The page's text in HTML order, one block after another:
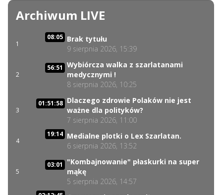
Archiwum LIVE
1
08:05 Brak tytułu
9 sierpnia 2026, 15:39
2
56:51 Wybiórcza walka z szarlatanami
medycznymi !
8 sierpnia 2026, 10:25
3
01:51:58 Dlaczego zdrowie Polaków nie jest
ważne dla polityków?
7 sierpnia 2026, 11:00
4
19:14 Medialne plotki o Lex Szarlatan.
6 sierpnia 2026, 13:52
5
03:01
"Kombajnowanie" płaskurki na super
mąkę
5 sierpnia 2026, 14:57